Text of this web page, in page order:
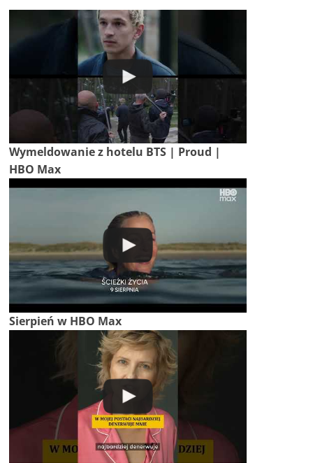
Wymeldowanie z hotelu BTS | Proud |
HBO Max
Sierpień w HBO Max